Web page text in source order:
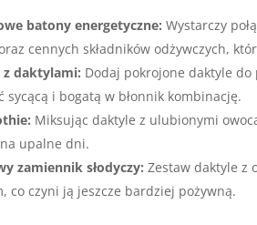
batony energetyczne: Wystarczy
cennych składników odżywczych,
z daktylami: Dodaj pokrojone daktyle
sycącą i bogatą w błonnik kombinację.
Miksując daktyle z ulubionymi
upalne dni.
zamiennik słodyczy: Zestaw daktyle z
co czyni ją jeszcze bardziej pożywną.